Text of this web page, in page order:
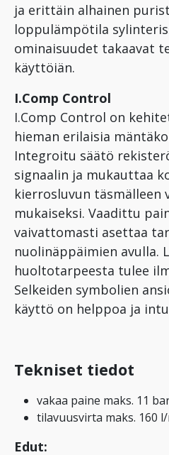
ja erittäin alhainen
loppulämpötila
ominaisuudet takaavat
käyttöiän.
I.Comp Control
I.Comp Control on
hieman erilaisia
Integroitu säätö
signaalin ja mukauttaa
kierrosluvun täsmälleen
mukaiseksi. Vaadittu
vaivattomasti asettaa
nuolinäppäimien avulla.
huoltotarpeesta tulee
Selkeiden symbolien
käyttö on helppoa ja
Tekniset tiedot
vakaa paine maks. 11
tilavuusvirta maks. 160
Edut: